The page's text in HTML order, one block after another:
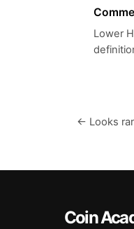
Lower
← Looks
Coin